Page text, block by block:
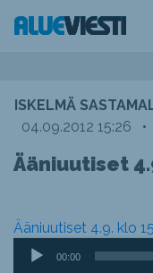
ISKELMÄ
04.09.2012 15:26
•
Ääniuutiset
Ääniuutiset 4.9. klo
Äänitoistin
00:00